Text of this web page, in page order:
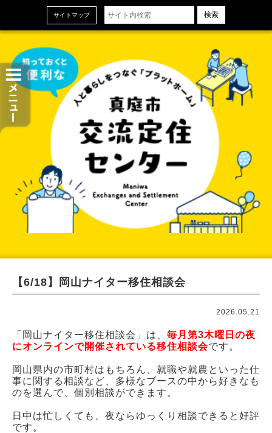
交流定住センターについて
センターの設備とサービス
ご利用申し込み
センタースタッフ＆地域おこし協力隊
当センターの概要
« 7月 2026.08 9月 »
2 3 4 5 6 7 8
9 10 11 12 13 14 15
16 17 18 19 20 21
23 24 26 27 29
サイトマップ
【6/18】岡山ナイター移住相談会
2026.05.21
「岡山ナイター移住相談会」は、 毎月第3木曜日の夜
にオンラインで開催されている移住相談会です。
岡山県内の市町村はもちろん、就職や就農といった仕
事に関する相談など、多様なブースの中から好きなも
のを選んで、個別相談ができます。
日中は忙しくても、夜ならゆっくり相談できると好評
です。